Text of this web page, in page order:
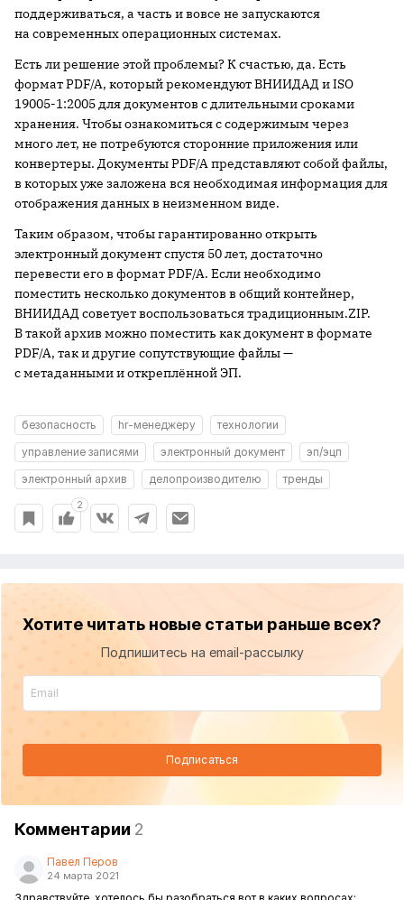
поддерживаться, а часть и вовсе не запускаются
на современных операционных системах.
Есть ли решение этой проблемы? К счастью, да. Есть
формат PDF/A, который рекомендуют ВНИИДАД и ISO
19005-1:2005 для документов с длительными сроками
хранения. Чтобы ознакомиться с содержимым через
много лет, не потребуются сторонние приложения или
конвертеры. Документы PDF/A представляют собой файлы,
в которых уже заложена вся необходимая информация для
отображения данных в неизменном виде.
Таким образом, чтобы гарантированно открыть
электронный документ спустя 50 лет, достаточно
перевести его в формат PDF/A. Если необходимо
поместить несколько документов в общий контейнер,
ВНИИДАД советует воспользоваться традиционным.ZIP.
В такой архив можно поместить как документ в формате
PDF/A, так и другие сопутствующие файлы —
с метаданными и откреплённой ЭП.
безопасность hr-менеджеру
технологии
управление записями
электронный документ
эп/эцп
электронный архив
делопроизводителю тренды
2
Хотите читать новые статьи раньше всех?
Подпишитесь на email-рассылку
Подписаться
Комментарии 2
Павел Перов
24 марта 2021